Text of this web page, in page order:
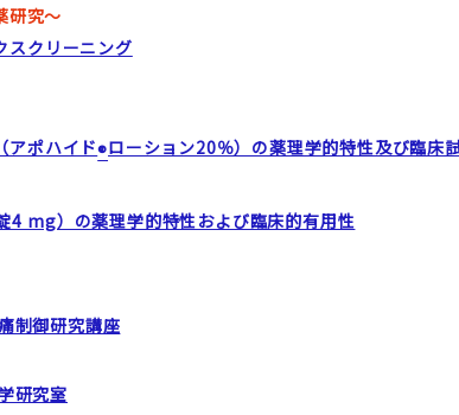
研究～
スクリーニング
アポハイド®ローション20％）の薬理学的特性及び臨床
4 ‍mg）の薬理学的特性および臨床的有用性
制御研究講座
研究室